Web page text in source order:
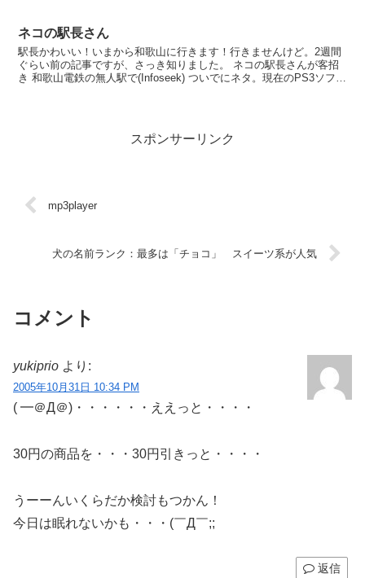
ネコの駅長さん
駅長かわいい！いまから和歌山に行きます！行きませんけど。2週間
ぐらい前の記事ですが、さっき知りました。 ネコの駅長さんが客招
き 和歌山電鉄の無人駅で(Infoseek) ついでにネタ。現在のPS3ソフト
スポンサーリンク
mp3player
犬の名前ランク：最多は「チョコ」 スイーツ系が人気
コメント
yukiprio より:
2005年10月31日 10:34 PM
( ━＠Д＠)・・・・・・ええっと・・・・
30円の商品を・・・30円引きっと・・・・
うーーんいくらだか検討もつかん！
今日は眠れないかも・・・(￣Д￣;;
返信